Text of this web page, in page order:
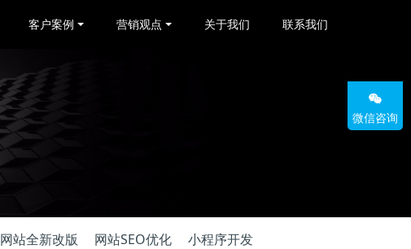
客户案例 营销观点 关于我们 联系我们
网站全新改版 网站SEO优化 小程序开发
微信咨询